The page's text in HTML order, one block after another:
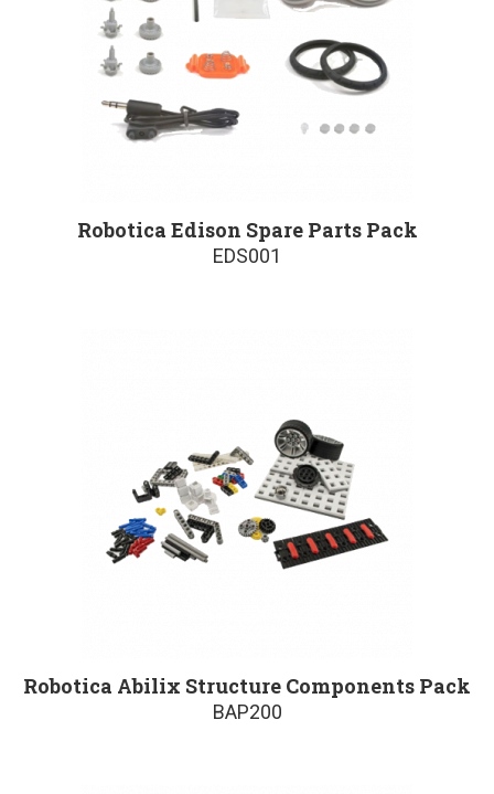
Robotica Edison Spare Parts Pack
EDS001
Robotica Abilix Structure Components Pack
BAP200